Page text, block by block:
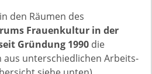
den Räumen des
Frauenkultur in der
Gründung 1990 die
unterschiedlichen Arbeits-